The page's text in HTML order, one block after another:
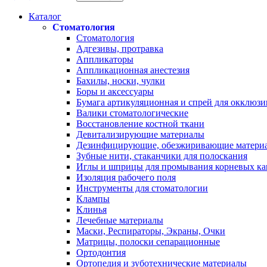
Каталог
Стоматология
Стоматология
Адгезивы, протравка
Аппликаторы
Аппликационная анестезия
Бахилы, носки, чулки
Боры и аксессуары
Бумага артикуляционная и спрей для
Валики стоматологические
Восстановление костной ткани
Девитализирующие материалы
Дезинфицирующие, обезжиривающие
Зубные нити, стаканчики для полоскания
Иглы и шприцы для промывания корневых
Изоляция рабочего поля
Инструменты для стоматологии
Клампы
Клинья
Лечебные материалы
Маски, Респираторы, Экраны, Очки
Матрицы, полоски сепарационные
Ортодонтия
Ортопедия и зуботехнические материалы